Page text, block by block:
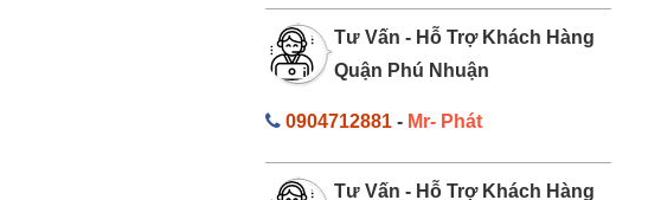
Tư Vấn - Hỗ Trợ Khách Hàng
Quận Phú Nhuận
0904712881- Mr- Phát
Tư Vấn - Hỗ Trợ Khách Hàng